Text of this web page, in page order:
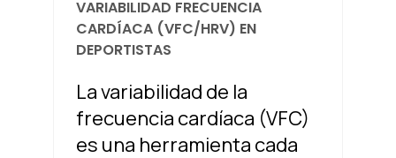
VARIABILIDAD FRECUENCIA
CARDÍACA (VFC/HRV) EN
DEPORTISTAS
La variabilidad de la
frecuencia cardíaca (VFC)
es una herramienta cada